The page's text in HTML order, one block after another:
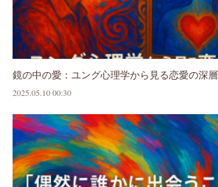
鏡の中の愛：ユング心理学から見る恋愛の深層
2025.05.10 00:30